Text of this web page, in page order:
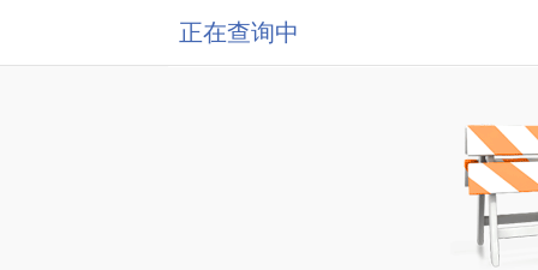
正在查询中